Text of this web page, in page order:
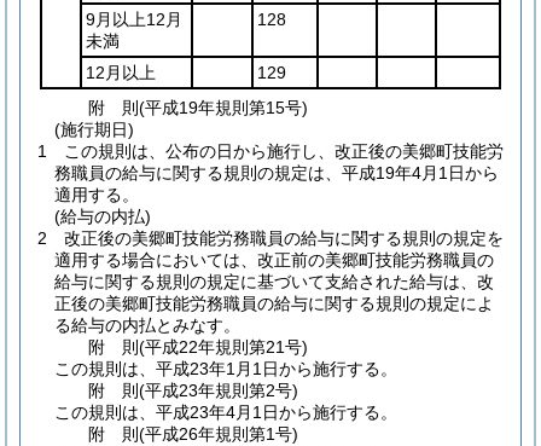
9月以上12月
未満
128
12月以上
129
附 則(平成19年規則第15号)
(施行期日)
1
この規則は、公布の日から施行し、改正後の美郷町技能労
務職員の給与に関する規則の規定は、平成19年4月1日から
適用する。
(給与の内払)
2
改正後の美郷町技能労務職員の給与に関する規則の規定を
適用する場合においては、改正前の美郷町技能労務職員の
給与に関する規則の規定に基づいて支給された給与は、改
正後の美郷町技能労務職員の給与に関する規則の規定によ
る給与の内払とみなす。
附 則(平成22年規則第21号)
この規則は、平成23年1月1日から施行する。
附 則(平成23年規則第2号)
この規則は、平成23年4月1日から施行する。
附 則(平成26年規則第1号)